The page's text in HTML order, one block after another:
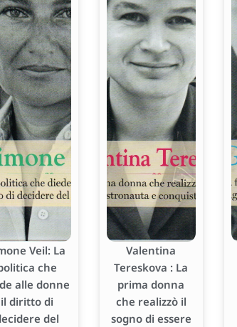
Veil: La
che
alle donne
il diritto di
del
Valentina
Tereskova : La
prima donna
che realizzò il
sogno di essere